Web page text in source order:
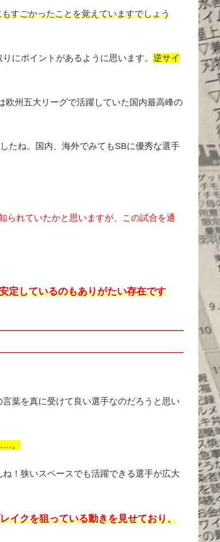
すごかったことを覚えていますでしょう
にポイントがあるように思います。 逆サイ
欧州五大リーグで活躍していた国内最高峰の
たね。国内、海外でみてもSBに優秀な選手
られていたかと思いますが、この試合を通
定しているのもありがたい存在です
言葉を真に受けて良い選手なのだろうと思い
。
！狭いスペースでも活躍できる選手が広大
イクを狙っている動きを見せており、